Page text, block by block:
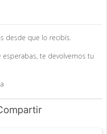
desde que lo recibís.
esperabas, te devolvemos tu
recibir el producto